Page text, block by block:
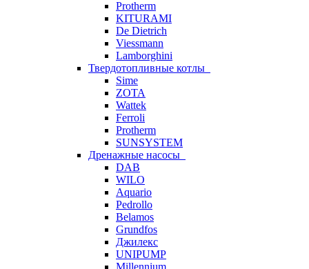
Protherm
KITURAMI
De Dietrich
Viessmann
Lamborghini
Твердотопливные котлы
Sime
ZOTA
Wattek
Ferroli
Protherm
SUNSYSTEM
Дренажные насосы
DAB
WILO
Aquario
Pedrollo
Belamos
Grundfos
Джилекс
UNIPUMP
Millennium